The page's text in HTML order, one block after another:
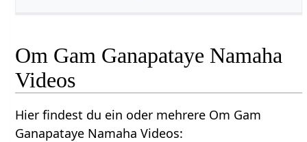
Om Gam Ganapataye Namaha
Videos
Hier findest du ein oder mehrere Om Gam
Ganapataye Namaha Videos: